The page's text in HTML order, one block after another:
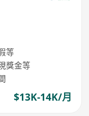
等
獎金等
$13K-14K/月